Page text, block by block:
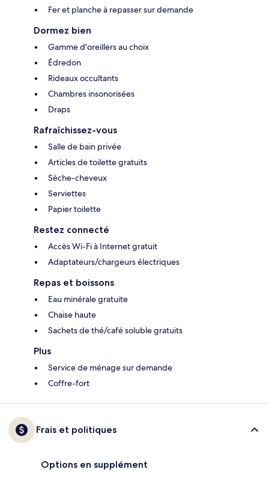
Fer et planche à repasser sur demande
Dormez bien
Gamme d'oreillers au choix
Édredon
Rideaux occultants
Chambres insonorisées
Draps
Rafraîchissez-vous
Salle de bain privée
Articles de toilette gratuits
Sèche-cheveux
Serviettes
Papier toilette
Restez connecté
Accès Wi-Fi à Internet gratuit
Adaptateurs/chargeurs électriques
Repas et boissons
Eau minérale gratuite
Chaise haute
Sachets de thé/café soluble gratuits
Plus
Service de ménage sur demande
Coffre-fort
Frais et politiques
Options en supplément